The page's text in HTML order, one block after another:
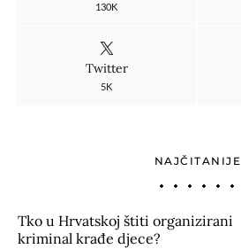
130K
Twitter
5K
NAJČITANIJE
Tko u Hrvatskoj štiti organizirani
kriminal krađe djece?